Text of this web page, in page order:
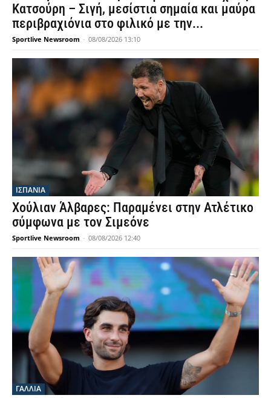
Κατσούρη – Σιγή, μεσίστια σημαία και μαύρα
περιβραχιόνια στο φιλικό με την...
Sportlive Newsroom - 08/08/2026 13:10
ΙΣΠΑΝΙΑ
Χούλιαν Άλβαρες: Παραμένει στην Ατλέτικο
σύμφωνα με τον Σιμεόνε
Sportlive Newsroom - 08/08/2026 12:40
ΓΑΛΛΙΑ